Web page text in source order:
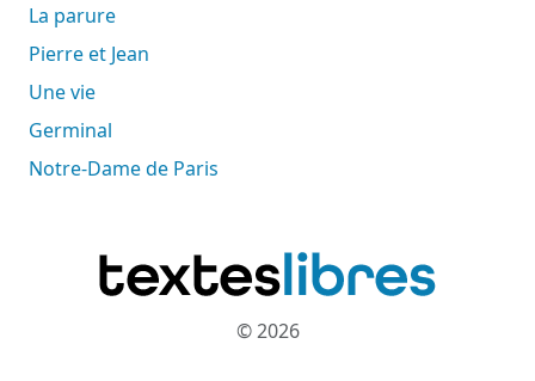
La parure
Pierre et Jean
Une vie
Germinal
Notre-Dame de Paris
© 2026